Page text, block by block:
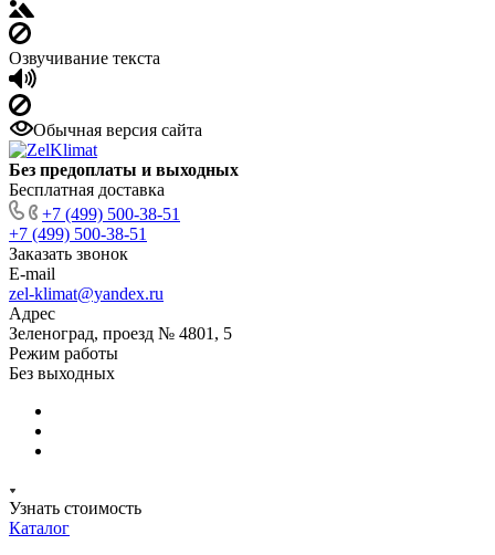
Озвучивание текста
Обычная версия сайта
Без предоплаты и выходных
Бесплатная доставка
+7 (499) 500-38-51
+7 (499) 500-38-51
Заказать звонок
E-mail
zel-klimat@yandex.ru
Адрес
Зеленоград, проезд № 4801, 5
Режим работы
Без выходных
Узнать стоимость
Каталог